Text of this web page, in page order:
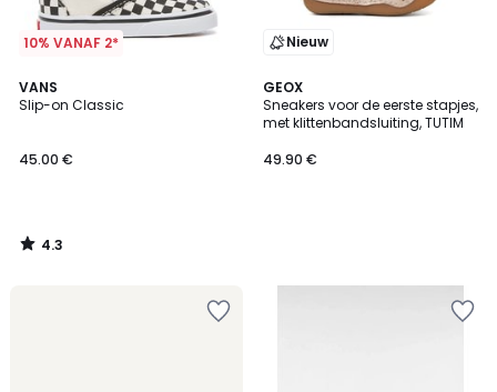
10% VANAF 2*
VANS
Slip-on Classic
45.00 €
4.3
/ 5
4.3
/
Nieuw
GEOX
Sneakers voor de eerste stapjes,
met klittenbandsluiting, TUTIM
49.90 €